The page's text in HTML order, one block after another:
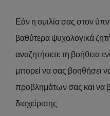
Εάν η ομιλία σας στον
βαθύτερα ψυχολογικά
αναζητήσετε τη βοήθεια
μπορεί να σας βοηθήσει
προβλημάτων σας και να
διαχείρισης.